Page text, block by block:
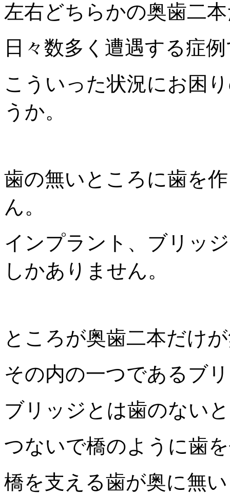
左右どちらかの奥歯二
日々数多く遭遇する症
こういった状況にお困
うか。
歯の無いところに歯を
ん。
インプラント、ブリッ
しかありません。
ところが奥歯二本だけ
その内の一つであるブ
ブリッジとは歯のない
つないで橋のように歯
橋を支える歯が奥に無